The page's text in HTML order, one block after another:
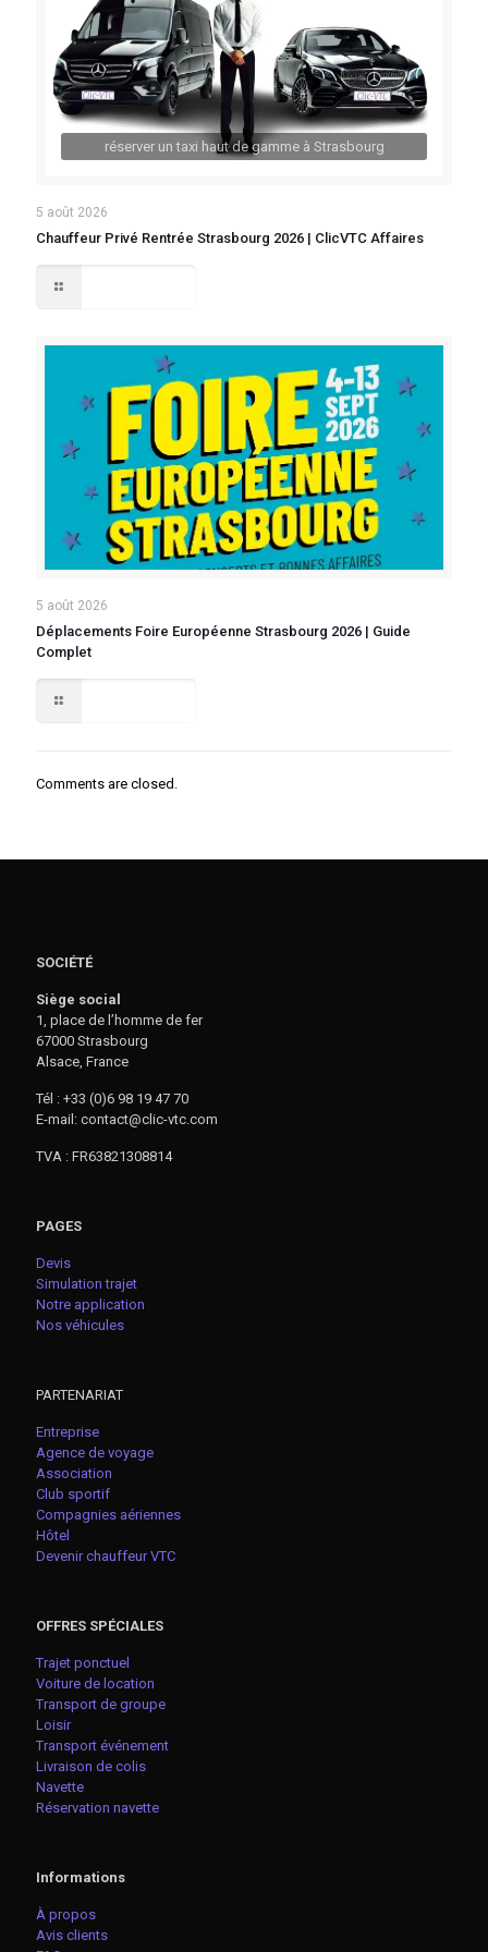
réserver un taxi haut de gamme à Strasbourg
5 août 2026
Chauffeur Privé Rentrée Strasbourg 2026 | ClicVTC Affaires
5 août 2026
Déplacements Foire Européenne Strasbourg 2026 | Guide
Complet
Comments are closed.
SOCIÉTÉ
Siège social
1, place de l’homme de fer
67000 Strasbourg
Alsace, France
Tél : +33 (0)6 98 19 47 70
E-mail: contact@clic-vtc.com
TVA : FR63821308814
PAGES
Devis
Simulation trajet
Notre application
Nos véhicules
PARTENARIAT
Entreprise
Agence de voyage
Association
Club sportif
Compagnies aériennes
Hôtel
Devenir chauffeur VTC
OFFRES SPÉCIALES
Trajet ponctuel
Voiture de location
Transport de groupe
Loisir
Transport événement
Livraison de colis
Navette
Réservation navette
Informations
À propos
Avis clients